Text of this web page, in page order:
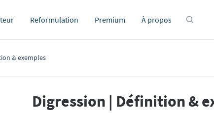
Reformulation Premium À propos
& exemples
Digression | Définition &